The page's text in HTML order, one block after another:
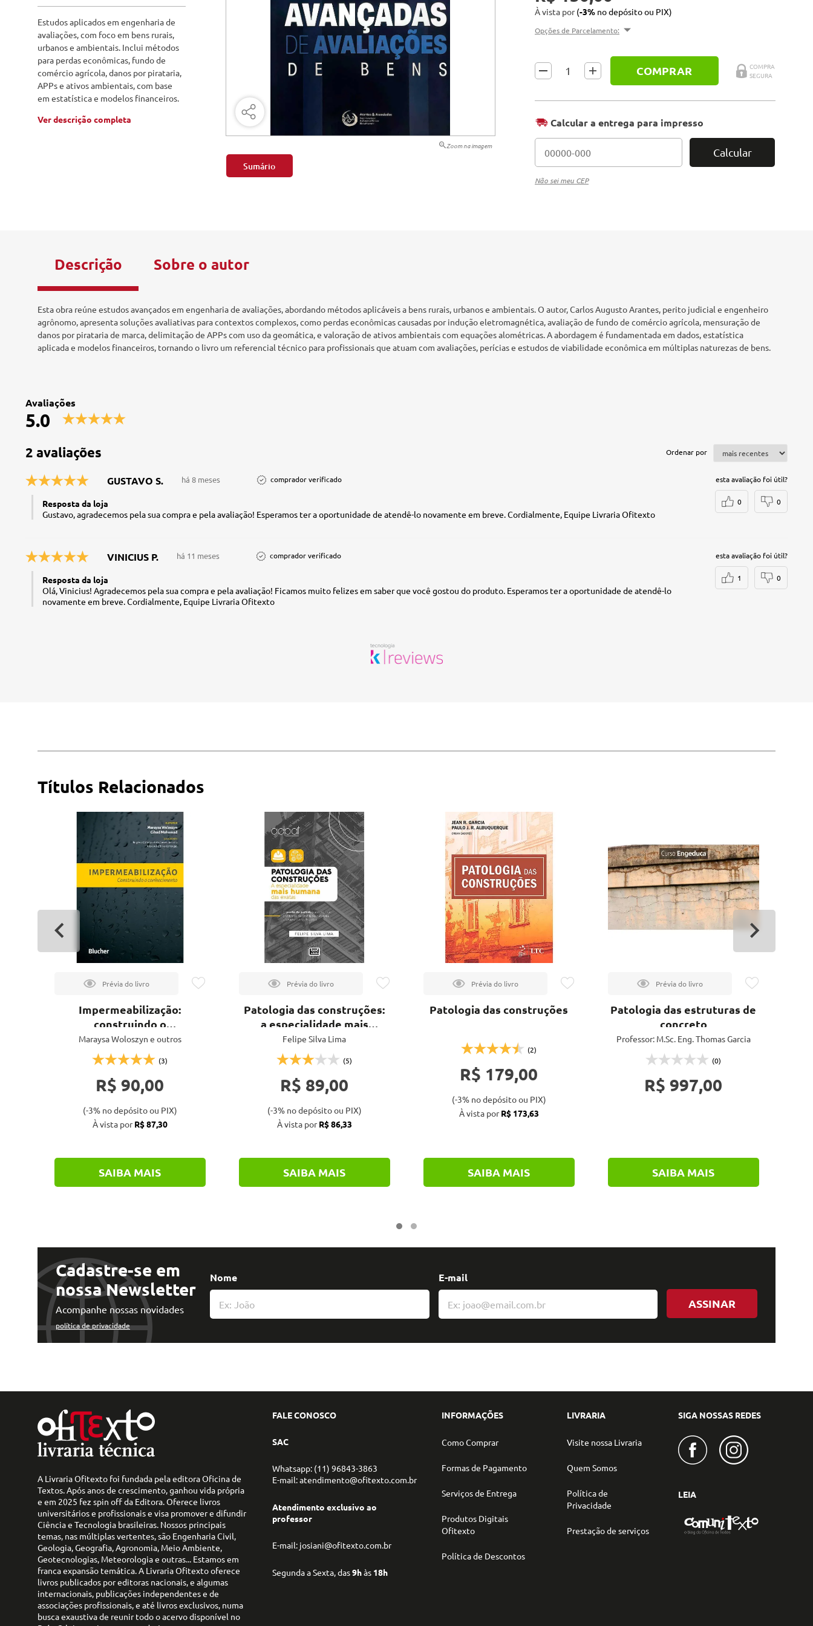
Pavimentação
Engenharia Metalúrgica
Entretenimento e Cultura
Exatas e Energia
Geociências
Recursos Hídricos
Tecnologia e Inovação
Estudos aplicados em engenharia de
avaliações, com foco em bens rurais,
urbanos e ambientais. Inclui métodos
para perdas econômicas, fundo de
comércio agrícola, danos por pirataria,
APPs e ativos ambientais, com base
em estatística e modelos financeiros.
Ver descrição completa
Zoom na imagem
Sumário
À vista por(-3% no depósito ou PIX)
Opções de Parcelamento:
COMPRAR
Calcular a entrega para impresso
Calcular
Não sei meu CEP
Descrição Sobre o autor
Esta obra reúne estudos avançados em engenharia de avaliações, abordando métodos aplicáveis a bens rurais, urbanos e ambientais. O autor, Carlos Augusto Arantes, perito judicial e engenheiro
agrônomo, apresenta soluções avaliativas para contextos complexos, como perdas econômicas causadas por indução eletromagnética, avaliação de fundo de comércio agrícola, mensuração de
danos por pirataria de marca, delimitação de APPs com uso da geomática, e valoração de ativos ambientais com equações alométricas. A abordagem é fundamentada em dados, estatística
aplicada e modelos financeiros, tornando o livro um referencial técnico para profissionais que atuam com avaliações, perícias e estudos de viabilidade econômica em múltiplas naturezas de bens.
Avaliações
5.0
2 avaliações Ordenar por
GUSTAVO S. há 8 meses comprador verificado
Resposta da loja
Gustavo, agradecemos pela sua compra e pela avaliação! Esperamos ter a oportunidade de atendê-lo novamente em breve. Cordialmente, Equipe Livraria Ofitexto
esta avaliação foi útil?
0 0
VINICIUS P. há 11 meses comprador verificado
Resposta da loja
Olá, Vinicius! Agradecemos pela sua compra e pela avaliação! Ficamos muito felizes em saber que você gostou do produto. Esperamos ter a oportunidade de atendê-lo
novamente em breve. Cordialmente, Equipe Livraria Ofitexto
esta avaliação foi útil?
1 0
Títulos Relacionados
Impermeabilização:
construindo o
conhecimento
Maraysa Woloszyn e outros
(3)
R$ 90,00
(-3% no depósito ou PIX)
À vista porR$ 87,30
SAIBA MAIS
Patologia das construções:
a especialidade mais
humana das exatas
Felipe Silva Lima
(5)
R$ 89,00
(-3% no depósito ou PIX)
À vista porR$ 86,33
SAIBA MAIS
Patologia das construções
(2)
R$ 179,00
(-3% no depósito ou PIX)
À vista porR$ 173,63
SAIBA MAIS
Patologia das estruturas de
concreto
Professor: M.Sc. Eng. Thomas Garcia
(0)
R$ 997,00
SAIBA MAIS
Cadastre-se em
nossa Newsletter
Acompanhe nossas novidades
política de privacidade
Nome E-mail
ASSINAR
A Livraria Ofitexto foi fundada pela editora Oficina de
Textos. Após anos de crescimento, ganhou vida própria
e em 2025 fez spin off da Editora. Oferece livros
universitários e profissionais e visa promover e difundir
Ciência e Tecnologia brasileiras. Nossos principais
temas, nas múltiplas vertentes, são Engenharia Civil,
Geologia, Geografia, Agronomia, Meio Ambiente,
Geotecnologias, Meteorologia e outras... Estamos em
franca expansão temática. A Livraria Ofitexto oferece
livros publicados por editoras nacionais, e algumas
internacionais, publicações independentes e de
associações profissionais, e até livros exclusivos, numa
busca exaustiva de reunir todo o acervo disponível no
FALE CONOSCO
SAC
Whatsapp: (11) 96843-3863
E-mail: atendimento@ofitexto.com.br
Atendimento exclusivo ao
professor
E-mail: josiani@ofitexto.com.br
Segunda a Sexta, das9hàs 18h
INFORMAÇÕES
Como Comprar
Formas de Pagamento
Serviços de Entrega
Produtos Digitais
Ofitexto
Política de Descontos
LIVRARIA
Visite nossa Livraria
Quem Somos
Política de
Privacidade
Prestação de serviços
SIGA NOSSAS REDES
LEIA